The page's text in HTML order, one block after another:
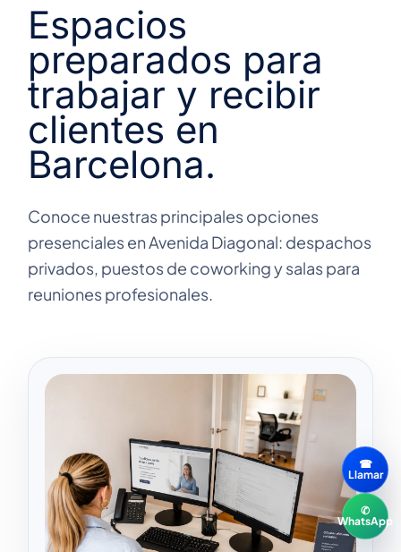
Espacios
preparados para
trabajar y recibir
clientes en
Barcelona.
Conoce nuestras principales opciones
presenciales en Avenida Diagonal: despachos
privados, puestos de coworking y salas para
reuniones profesionales.
☎
Llamar
✆
WhatsApp